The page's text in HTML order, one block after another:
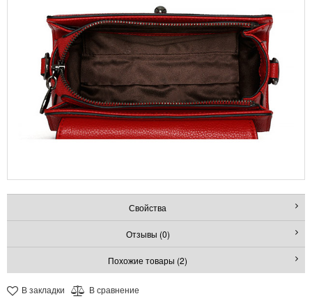
Свойства
Отзывы (0)
Похожие товары (2)
В закладки В сравнение